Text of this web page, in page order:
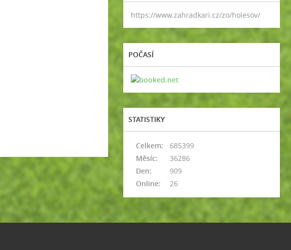
https://www.zahradkari.cz/zo/holesov/
POČASÍ
STATISTIKY
Online: 26
Celkem:
685399
Měsíc:
36286
Den:
909